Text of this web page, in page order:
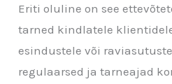
Eriti oluline on see
tarned kindlatele
esindustele või
regulaarsed ja tarneajad